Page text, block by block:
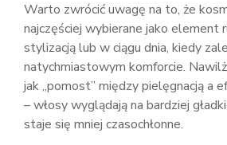
Warto zwrócić uwagę na to, że
najczęściej wybierane jako element
stylizacją lub w ciągu dnia, kiedy
natychmiastowym komforcie.
jak „pomost” między pielęgnacją a
– włosy wyglądają na bardziej
staje się mniej czasochłonne.